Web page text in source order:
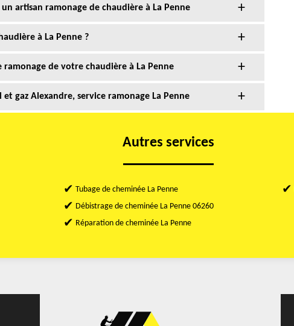
artisan ramonage de chaudière à La Penne
à La Penne ?
de votre chaudière à La Penne
gaz Alexandre, service ramonage La Penne
Autres services
Tubage de cheminée La Penne
Débistrage de cheminée La Penne 06260
Réparation de cheminée La Penne